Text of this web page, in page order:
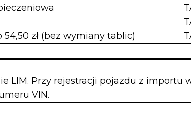
54,50 zł (bez wymiany tablic)
LIM. Przy rejestracji pojazdu z importu
VIN.